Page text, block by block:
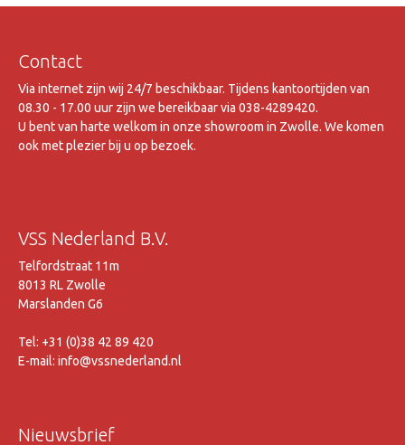
Contact
Via internet zijn wij 24/7 beschikbaar. Tijdens kantoortijden van
08.30 - 17.00 uur zijn we bereikbaar via 038-4289420.
U bent van harte welkom in onze showroom in Zwolle. We komen
ook met plezier bij u op bezoek.
VSS Nederland B.V.
Telfordstraat 11m
8013 RL Zwolle
Marslanden G6
Tel: +31 (0)38 42 89 420
E-mail: info@vssnederland.nl
Nieuwsbrief